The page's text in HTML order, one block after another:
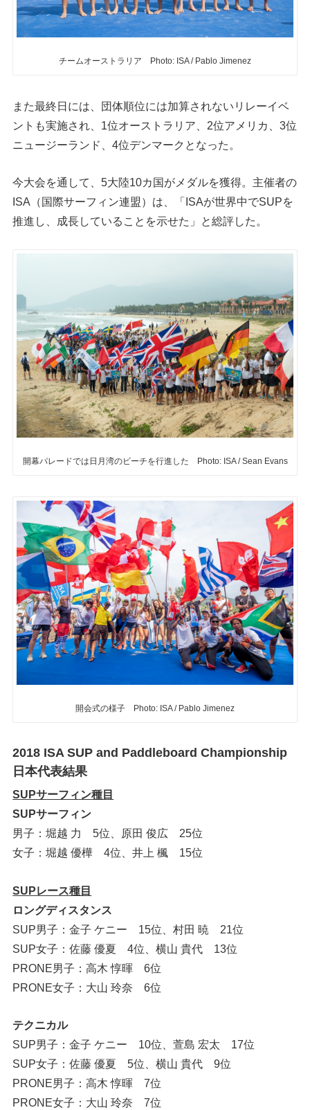
チームオーストラリア Photo: ISA / Pablo Jimenez
また最終日には、団体順位には加算されないリレーイベ
ントも実施され、1位オーストラリア、2位アメリカ、3位
ニュージーランド、4位デンマークとなった。
今大会を通して、5大陸10カ国がメダルを獲得。主催者の
ISA（国際サーフィン連盟）は、「ISAが世界中でSUPを
推進し、成長していることを示せた」と総評した。
開幕パレードでは日月湾のビーチを行進した Photo: ISA / Sean Evans
開会式の様子 Photo: ISA / Pablo Jimenez
2018 ISA SUP and Paddleboard Championship
日本代表結果
SUPサーフィン種目
SUPサーフィン
男子：堀越 力 5位、原田 俊広 25位
女子：堀越 優樺 4位、井上 楓 15位
SUPレース種目
ロングディスタンス
SUP男子：金子 ケニー 15位、村田 暁 21位
SUP女子：佐藤 優夏 4位、横山 貴代 13位
PRONE男子：高木 惇暉 6位
PRONE女子：大山 玲奈 6位
テクニカル
SUP男子：金子 ケニー 10位、萱島 宏太 17位
SUP女子：佐藤 優夏 5位、横山 貴代 9位
PRONE男子：高木 惇暉 7位
PRONE女子：大山 玲奈 7位